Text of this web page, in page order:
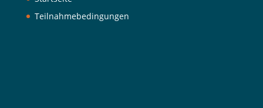
Teilnahmebedingungen